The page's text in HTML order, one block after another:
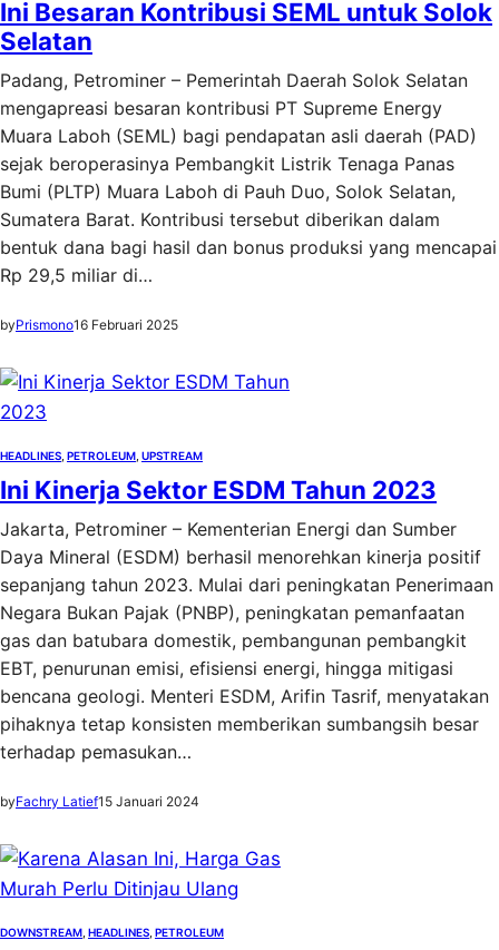
Ini Besaran Kontribusi SEML untuk Solok
Selatan
Padang, Petrominer – Pemerintah Daerah Solok Selatan
mengapreasi besaran kontribusi PT Supreme Energy
Muara Laboh (SEML) bagi pendapatan asli daerah (PAD)
sejak beroperasinya Pembangkit Listrik Tenaga Panas
Bumi (PLTP) Muara Laboh di Pauh Duo, Solok Selatan,
Sumatera Barat. Kontribusi tersebut diberikan dalam
bentuk dana bagi hasil dan bonus produksi yang mencapai
Rp 29,5 miliar di…
byPrismono16 Februari 2025
HEADLINES PETROLEUM UPSTREAM
Ini Kinerja Sektor ESDM Tahun 2023
Jakarta, Petrominer – Kementerian Energi dan Sumber
Daya Mineral (ESDM) berhasil menorehkan kinerja positif
sepanjang tahun 2023. Mulai dari peningkatan Penerimaan
Negara Bukan Pajak (PNBP), peningkatan pemanfaatan
gas dan batubara domestik, pembangunan pembangkit
EBT, penurunan emisi, efisiensi energi, hingga mitigasi
bencana geologi. Menteri ESDM, Arifin Tasrif, menyatakan
pihaknya tetap konsisten memberikan sumbangsih besar
terhadap pemasukan…
byFachry Latief15 Januari 2024
DOWNSTREAM HEADLINES PETROLEUM